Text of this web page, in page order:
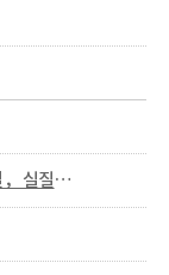
경제활동별 성장기여도(원계열， 실질， 분기 및 연간)